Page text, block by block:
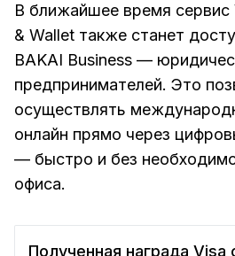
В ближайшее время сервис
& Wallet также станет
BAKAI Business —
предпринимателей. Это
осуществлять
онлайн прямо через
— быстро и без
офиса.
Полученная награда Visa